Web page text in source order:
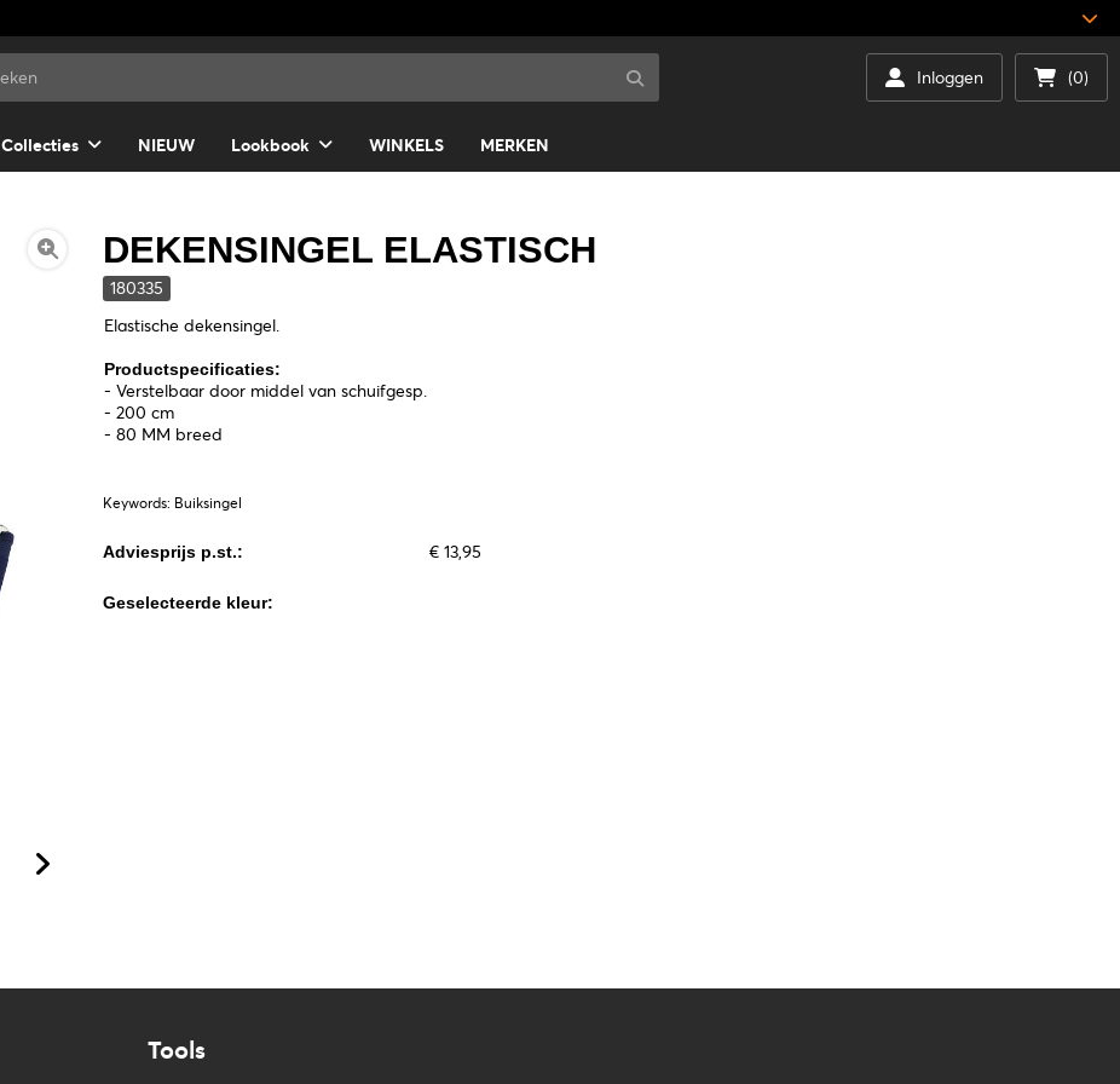
Inloggen (0)
Collecties NIEUW Lookbook WINKELS MERKEN
DEKENSINGEL ELASTISCH
180335
Elastische dekensingel.
Productspecificaties:
- Verstelbaar door middel van schuifgesp.
- 200 cm
- 80 MM breed
Keywords: Buiksingel
Adviesprijs p.st.: € 13,95
Geselecteerde kleur:
Tools